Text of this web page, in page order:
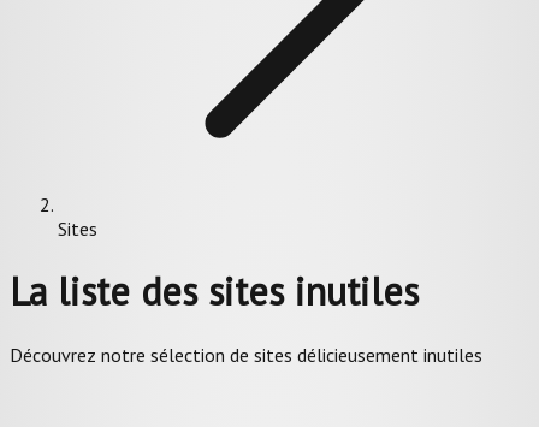
Sites
La liste des sites inutiles
Découvrez notre sélection de sites délicieusement inutiles